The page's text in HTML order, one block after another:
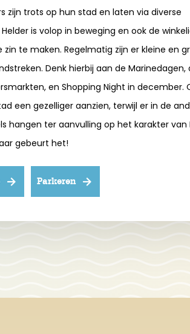
zijn trots op hun stad en laten via diverse
is volop in beweging en ook de
te maken. Regelmatig zijn er kleine en
Denk hierbij aan de Marinedagen,
en Shopping Night in december.
een gezelliger aanzien, terwijl er in de
hangen ter aanvulling op het karakter van
gebeurt het!
Parkeren